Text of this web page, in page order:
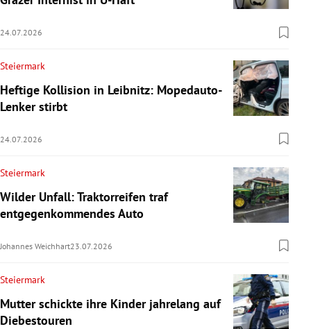
24.07.2026
Steiermark
Heftige Kollision in Leibnitz: Mopedauto-
Lenker stirbt
24.07.2026
Steiermark
Wilder Unfall: Traktorreifen traf
entgegenkommendes Auto
Johannes Weichhart23.07.2026
Steiermark
Mutter schickte ihre Kinder jahrelang auf
Diebestouren